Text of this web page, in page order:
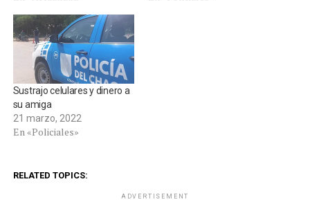
Sustrajo celulares y dinero a
su amiga
21 marzo, 2022
En «Policiales»
RELATED TOPICS:
ADVERTISEMENT